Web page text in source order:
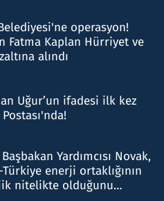
operasyon!
Fatma Kaplan Hürriyet ve
alındı
Uğur’un ifadesi ilk kez
Yardımcısı Novak,
Türkiye enerji ortaklığının
nitelikte olduğunu